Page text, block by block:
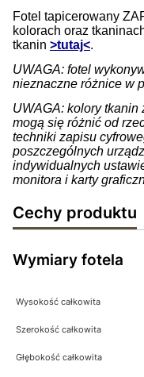
Fotel tapicerowany
kolorach oraz
tkanin >tutaj<.
UWAGA: fotel
nieznaczne różnice w
UWAGA: kolory
mogą się różnić od
techniki zapisu
poszczególnych
indywidualnych
monitora i karty
Cechy produktu
Wymiary fotela
Wysokość całkowita
Szerokość całkowita
Głębokość całkowita